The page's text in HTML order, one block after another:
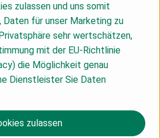
36%, Olivenöl * 2%,
1%, Hefe * 1%,
Anbau
Vorwoche Freitag 09:00
Vorwoche Freitag 09:00
zulassen und uns somit
Daten für unser Marketing zu
sehr wertschätzen,
mit der EU-Richtlinie
die Möglichkeit genau
Dienstleister Sie Daten
zulassen